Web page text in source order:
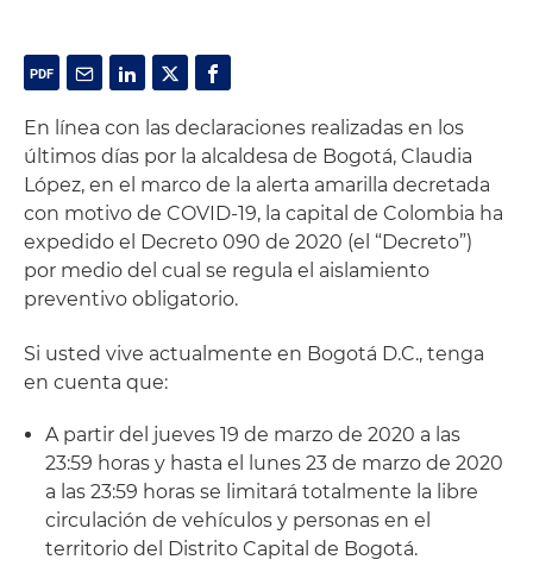
En línea con las declaraciones realizadas en los
últimos días por la alcaldesa de Bogotá, Claudia
López, en el marco de la alerta amarilla decretada
con motivo de COVID-19, la capital de Colombia ha
expedido el Decreto 090 de 2020 (el “Decreto”)
por medio del cual se regula el aislamiento
preventivo obligatorio.
Si usted vive actualmente en Bogotá D.C., tenga
en cuenta que:
A partir del jueves 19 de marzo de 2020 a las
23:59 horas y hasta el lunes 23 de marzo de 2020
a las 23:59 horas se limitará totalmente la libre
circulación de vehículos y personas en el
territorio del Distrito Capital de Bogotá.